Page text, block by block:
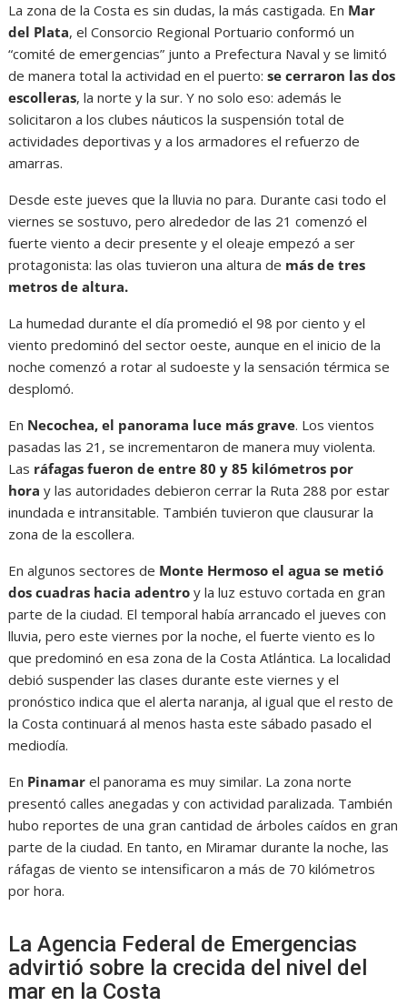
La zona de la Costa es sin dudas, la más castigada. En Mar
del Plata, el Consorcio Regional Portuario conformó un
“comité de emergencias” junto a Prefectura Naval y se limitó
de manera total la actividad en el puerto:se cerraron las dos
escolleras, la norte y la sur. Y no solo eso: además le
solicitaron a los clubes náuticos la suspensión total de
actividades deportivas y a los armadores el refuerzo de
amarras.
Desde este jueves que la lluvia no para. Durante casi todo el
viernes se sostuvo, pero alrededor de las 21 comenzó el
fuerte viento a decir presente y el oleaje empezó a ser
protagonista: las olas tuvieron una altura de más de tres
metros de altura.
La humedad durante el día promedió el 98 por ciento y el
viento predominó del sector oeste, aunque en el inicio de la
noche comenzó a rotar al sudoeste y la sensación térmica se
desplomó.
En Necochea, el panorama luce más grave. Los vientos
pasadas las 21, se incrementaron de manera muy violenta.
Las ráfagas fueron de entre 80 y 85 kilómetros por
horay las autoridades debieron cerrar la Ruta 288 por estar
inundada e intransitable. También tuvieron que clausurar la
zona de la escollera.
En algunos sectores de Monte Hermoso el agua se metió
dos cuadras hacia adentro y la luz estuvo cortada en gran
parte de la ciudad. El temporal había arrancado el jueves con
lluvia, pero este viernes por la noche, el fuerte viento es lo
que predominó en esa zona de la Costa Atlántica. La localidad
debió suspender las clases durante este viernes y el
pronóstico indica que el alerta naranja, al igual que el resto de
la Costa continuará al menos hasta este sábado pasado el
mediodía.
En Pinamar el panorama es muy similar. La zona norte
presentó calles anegadas y con actividad paralizada. También
hubo reportes de una gran cantidad de árboles caídos en gran
parte de la ciudad. En tanto, en Miramar durante la noche, las
ráfagas de viento se intensificaron a más de 70 kilómetros
por hora.
La Agencia Federal de Emergencias
advirtió sobre la crecida del nivel del
mar en la Costa